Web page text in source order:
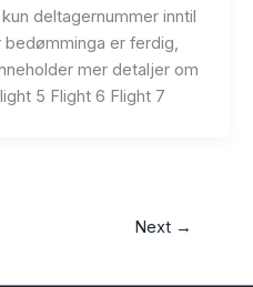
deltagernummer inntil
er ferdig,
mer detaljer om
5 Flight 6 Flight 7
Next →